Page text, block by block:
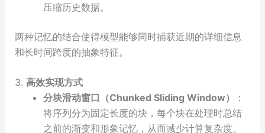
压缩历史数据。
两种记忆的结合使得模型能够同时捕获近期的详细信息
和长时间跨度的抽象特征。
3. 高效实现方式
分块滑动窗口（Chunked Sliding Window）
：
将序列分为固定长度的块，每个块在处理时总结
之前的渐变和形象记忆，从而减少计算复杂度。